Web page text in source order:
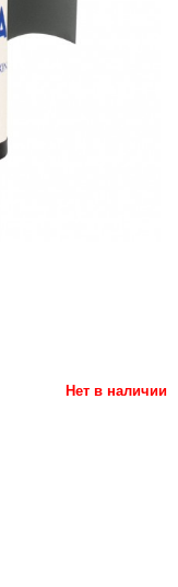
Нет в наличии